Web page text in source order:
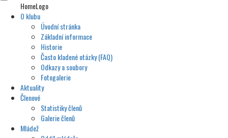
HomeLogo
O klubu
Úvodní stránka
Základní informace
Historie
Často kladené otázky (FAQ)
Odkazy a soubory
Fotogalerie
Aktuality
Členové
Statistiky členů
Galerie členů
Mládež